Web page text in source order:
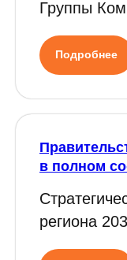
Группы
Подробнее
в полном
региона